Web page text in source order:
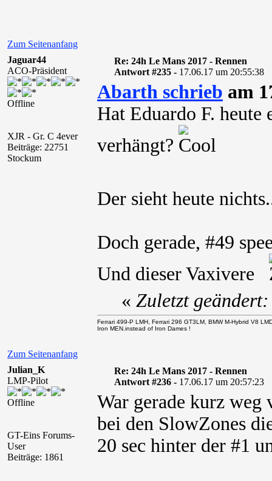
Zum Seitenanfang
Jaguar44
ACO-Präsident
Offline
XJR - Gr. C 4ever
Beiträge: 22751
Stockum
Re: 24h Le Mans 2017 - Rennen
Antwort #235 - 17.06.17 um 20:55:38
Abarth schrieb am
Hat Eduardo F.
verhängt?
Der sieht heute
Doch gerade, #49
Und dieser Vaxivere
Zum Seitenanfang
« Zuletzt
Ferrari 499-P LMH, Ferrari 296 GT3LM, BMW M-Hybrid V8
Iron MEN.instead of Iron Dames !
Julian_K
LMP-Pilot
Offline
GT-Eins Forums-
User
Beiträge: 1861
Re: 24h Le Mans 2017 - Rennen
Antwort #236 - 17.06.17 um 20:57:23
War gerade kurz weg
bei den SlowZones
20 sec hinter der #1